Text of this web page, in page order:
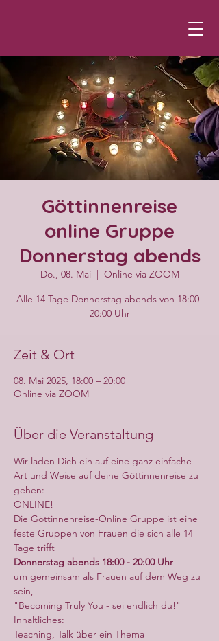
Göttinnenreise
online Gruppe
Donnerstag abends
Do., 08. Mai
  |
Online via ZOOM
Alle 14 Tage Donnerstag abends von 18:00-
20:00 Uhr
Zeit & Ort
08. Mai 2025, 18:00 – 20:00
Online via ZOOM
Über die Veranstaltung
Wir laden Dich ein auf eine ganz einfache
Art und Weise auf deine Göttinnenreise zu
gehen:
ONLINE!
Die Göttinnenreise-Online Gruppe ist eine
feste Gruppen von Frauen die sich alle 14
Tage trifft
Donnerstag abends 18:00 - 20:00 Uhr
um gemeinsam als Frauen auf dem Weg zu
sein,
"Becoming Truly You - sei endlich du!"
Inhaltliches:
Teaching, Talk über ein Thema